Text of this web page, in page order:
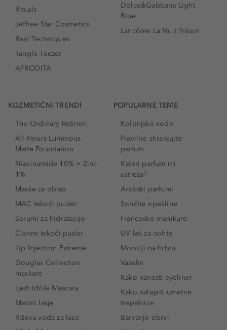
Rituals
Jeffree Star Cosmetics
Real Techniques
Tangle Teezer
AFRODITA
Dolce&Gabbana Light
Blue
Lancôme La Nuit Trésor
KOZMETIČNI TRENDI
The Ordinary Retinoli
All Hours Luminous
Matte Foundation
Niacinamide 10% + Zinc
1%
Maske za obraz
MAC tekoči puder
Serumi za hidratacijo
Clarins tekoči puder
Lip Injection Extreme
Douglas Collection
maskare
Lash Idôle Mascara
Mastni lasje
Riževa voda za lase
POPULARNE TEME
Kolonjske vode
Pravilno shranjujte
parfum
Kateri parfum mi
ustreza?
Arabski parfumi
Sončne opekline
Francosko manikuro
UV lak za nohte
Mozolji na hrbtu
Vazelin
Kako nanesti eyeliner
Kako nalepiti umetne
trepalnice
Barvanje obrvi